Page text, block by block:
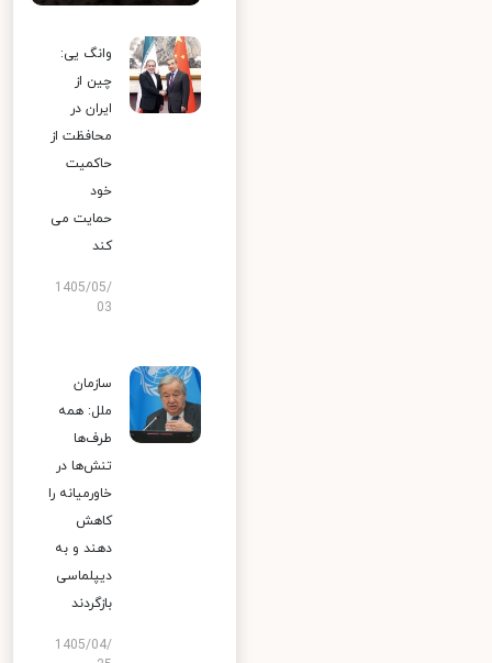
وانگ یی:
چین از
ایران در
محافظت از
حاکمیت
خود
حمایت می
کند
1405/05/
03
سازمان
ملل: همه
طرف‌ها
تنش‌ها در
خاورمیانه را
کاهش
دهند و به
دیپلماسی
بازگردند
1405/04/